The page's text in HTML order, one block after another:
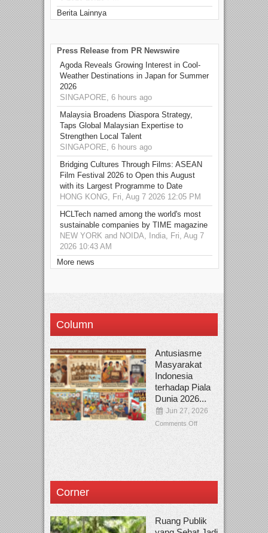
Berita Lainnya
Press Release from PR Newswire
Agoda Reveals Growing Interest in Cool-
Weather Destinations in Japan for Summer
2026
SINGAPORE, 6 hours ago
Malaysia Broadens Diaspora Strategy,
Taps Global Malaysian Expertise to
Strengthen Local Talent
SINGAPORE, 6 hours ago
Bridging Cultures Through Films: ASEAN
Film Festival 2026 to Open this August
with its Largest Programme to Date
HONG KONG, Fri, Aug 7 2026 12:05 PM
HCLTech named among the world's most
sustainable companies by TIME magazine
NEW YORK and NOIDA, India, Fri, Aug 7
2026 10:43 AM
More news
Column
Antusiasme
Masyarakat
Indonesia
terhadap Piala
Dunia 2026...
Jun 27, 2026
Comments Off
Corner
Ruang Publik